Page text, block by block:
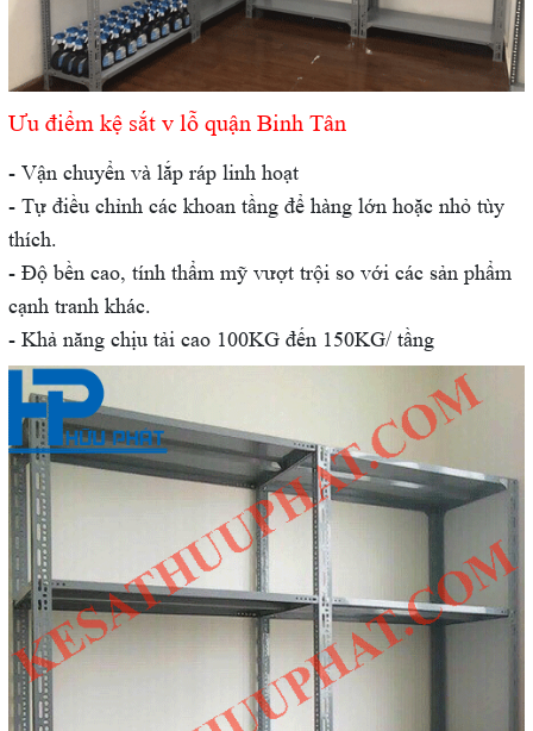
Ưu điểm kệ sắt v lỗ quận Binh Tân
- Vận chuyển và lắp ráp linh hoạt
- Tự điều chỉnh các khoan tầng để hàng lớn hoặc nhỏ tùy
thích.
- Độ bền cao, tính thẩm mỹ vượt trội so với các sản phẩm
cạnh tranh khác.
- Khả năng chịu tải cao 100KG đến 150KG/ tầng